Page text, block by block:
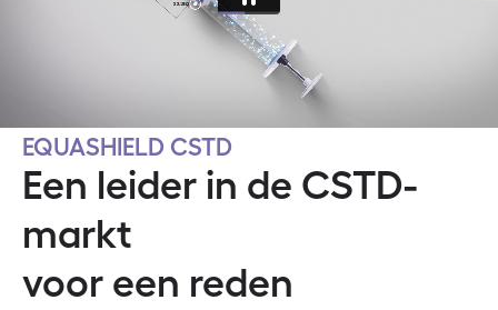
EQUASHIELD CSTD
Een leider in de CSTD-
markt
voor een reden